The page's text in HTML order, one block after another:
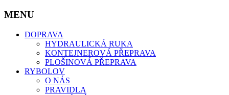
MENU
DOPRAVA
HYDRAULICKÁ RUKA
KONTEJNEROVÁ PŘEPRAVA
PLOŠINOVÁ PŘEPRAVA
RYBOLOV
O NÁS
PRAVIDLA